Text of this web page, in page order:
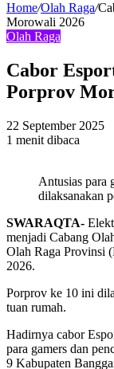
Home/Olah Raga/
Morowali 2026
Olah Raga
Cabor
Porprov
22 September 2025
1 menit dibaca
Antusias para
dilaksanakan
SWARAQTA-
menjadi Cabang
Olah Raga Provinsi
2026.
Porprov ke 10 ini
tuan rumah.
Hadirnya cabor
para gamers dan
9 Kabupaten